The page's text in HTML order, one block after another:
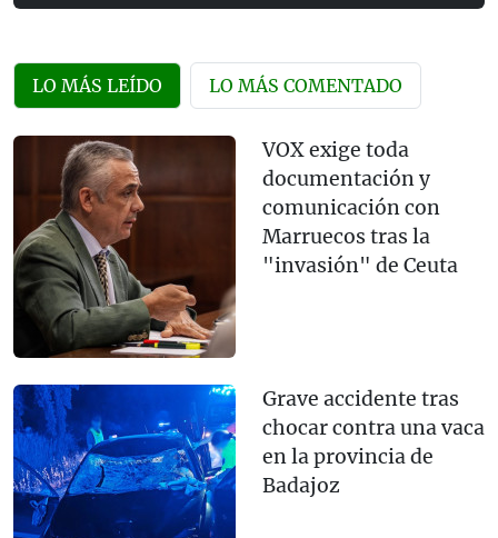
LO MÁS LEÍDO LO MÁS COMENTADO
VOX exige toda
documentación y
comunicación con
Marruecos tras la
"invasión" de Ceuta
Grave accidente tras
chocar contra una vaca
en la provincia de
Badajoz